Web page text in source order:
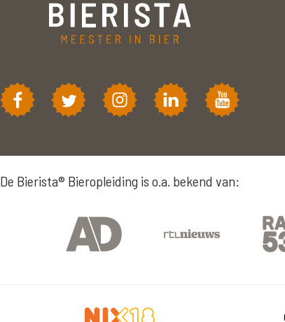
De Bierista® Bieropleiding is o.a. bekend van: